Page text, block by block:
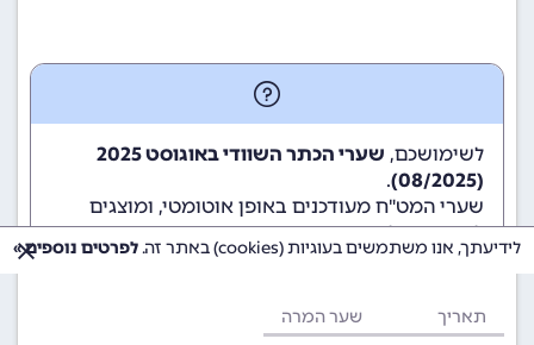
לשימושכם,
שערי הכתר השוודי באוגוסט 2025
(08/2025)
.
שערי המט"ח מעודכנים באופן אוטומטי, ומוצגים
לשימוש גולשי ומשתמשי האתר.
תאריך שער המרה
לידיעתך, אנו משתמשים בעוגיות (cookies) באתר זה. לפרטים נוספים »